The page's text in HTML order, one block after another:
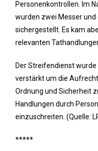
Personenkontrollen. Im
wurden zwei Messer
sichergestellt. Es kam
relevanten
Der Streifendienst
verstärkt um die
Ordnung und Sicherheit
Handlungen durch
einzuschreiten. (Quelle:
*****